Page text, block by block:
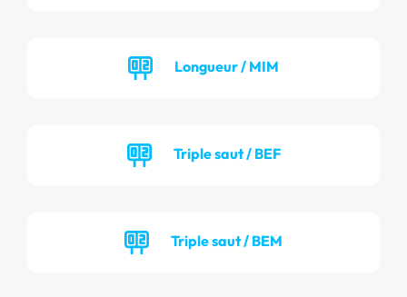
Longueur / MIM
Triple saut / BEF
Triple saut / BEM